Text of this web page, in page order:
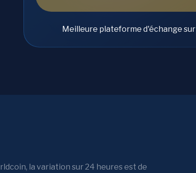
Meilleure plateforme d'échange sur
la variation sur 24 heures est de